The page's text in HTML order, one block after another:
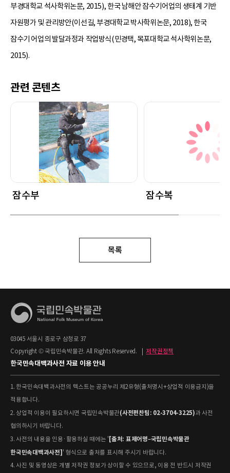
부경대학교 석사학위논문, 2015), 한국 남해안 잠수기어업의 생태계 기반
자원평가 및 관리방안(이선길, 부경대학교 박사학위논문, 2018), 한국
잠수기 어업의 발달과정과 작업방식(민경택, 목포대학교 석사학위논문,
2015).
관련 콘텐츠
잠수부 잠수복
목록
03045 서울시 종로구 삼청로 37
Copyright © 국립민속박물관. All Rights Reserved.
저작권정책
한국민속대백과사전 자료 이용 안내
1. 한국민속대백과사전의 텍스트는 공공누리 제2유형(출처명시+상업적 이용금지)을
적용합니다.
2. 상업적 이용이 필요하시면 국립민속박물관(사전편찬팀: 02-3704-3225)과 사전
협의하시기 바랍니다.
3. 사전의 내용을 인용·활용하실 때에는 ' [출처: 표제어명–국립민속박물관
한국민속대백과사전] ' 형식으로 출처를 표시해 주시기 바랍니다.
4. 사진 및 동영상은 개별 저작권 정보가 상이할 수 있으므로, 이용 전 반드시 저작권